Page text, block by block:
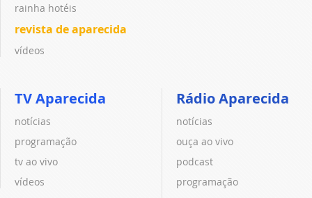
rainha hotéis
revista de aparecida
vídeos
TV Aparecida
notícias
programação
tv ao vivo
vídeos
Rádio Aparecida
notícias
ouça ao vivo
podcast
programação